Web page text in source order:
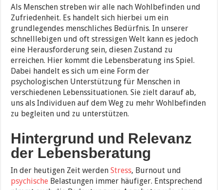
Als Menschen streben wir alle nach Wohlbefinden und
Zufriedenheit. Es handelt sich hierbei um ein
grundlegendes menschliches Bedürfnis. In unserer
schnelllebigen und oft stressigen Welt kann es jedoch
eine Herausforderung sein, diesen Zustand zu
erreichen. Hier kommt die Lebensberatung ins Spiel.
Dabei handelt es sich um eine Form der
psychologischen Unterstützung für Menschen in
verschiedenen Lebenssituationen. Sie zielt darauf ab,
uns als Individuen auf dem Weg zu mehr Wohlbefinden
zu begleiten und zu unterstützen.
Hintergrund und Relevanz
der Lebensberatung
In der heutigen Zeit werdenStress, Burnout und
psychische Belastungen immer häufiger. Entsprechend